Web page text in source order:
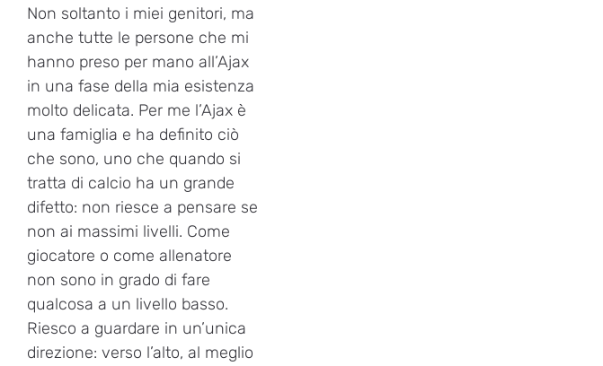
Non soltanto i miei genitori, ma
anche tutte le persone che mi
hanno preso per mano all’Ajax
in una fase della mia esistenza
molto delicata. Per me l’Ajax è
una famiglia e ha definito ciò
che sono, uno che quando si
tratta di calcio ha un grande
difetto: non riesce a pensare se
non ai massimi livelli. Come
giocatore o come allenatore
non sono in grado di fare
qualcosa a un livello basso.
Riesco a guardare in un’unica
direzione: verso l’alto, al meglio